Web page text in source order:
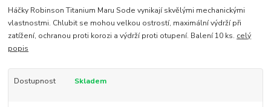
Háčky Robinson Titanium Maru Sode vynikají skvělými mechanickými
vlastnostmi. Chlubit se mohou velkou ostrostí, maximální výdrží při
zatížení, ochranou proti korozi a výdrží proti otupení. Balení 10 ks. celý
popis
Dostupnost Skladem